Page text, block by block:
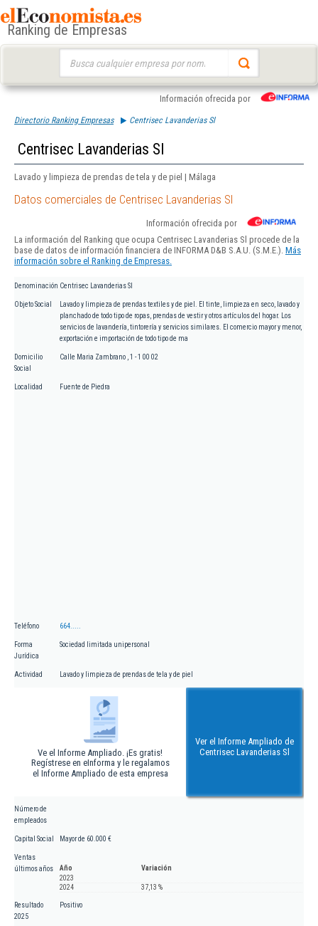
Ranking de Empresas
Información ofrecida por
Directorio Ranking Empresas Centrisec Lavanderias Sl
Centrisec Lavanderias Sl
Lavado y limpieza de prendas de tela y de piel | Málaga
Datos comerciales de Centrisec Lavanderias Sl
Información ofrecida por
La información del Ranking que ocupa Centrisec Lavanderias Sl procede de la
base de datos de información financiera de INFORMA D&B S.A.U. (S.M.E.). Más
información sobre el Ranking de Empresas.
Denominación Centrisec Lavanderias Sl
Objeto Social
Lavado y limpieza de prendas textiles y de piel. El tinte, limpieza en seco, lavado y
planchado de todo tipo de ropas, prendas de vestir y otros artículos del hogar. Los
servicios de lavandería, tintorería y servicios similares. El comercio mayor y menor,
exportación e importación de todo tipo de ma
Domicilio
Social
Calle Maria Zambrano , 1 - 1 00 02
Localidad Fuente de Piedra
Teléfono 664.....
Forma
Jurídica
Sociedad limitada unipersonal
Actividad Lavado y limpieza de prendas de tela y de piel
Ve el Informe Ampliado. ¡Es gratis!
Regístrese en eInforma y le regalamos
el Informe Ampliado de esta empresa
Ver el Informe Ampliado de
Centrisec Lavanderias Sl
Número de
empleados
Capital Social Mayor de 60.000 €
Ventas
últimos años
Año
Variación
2023
2024
37,13 %
Resultado
2025
Positivo